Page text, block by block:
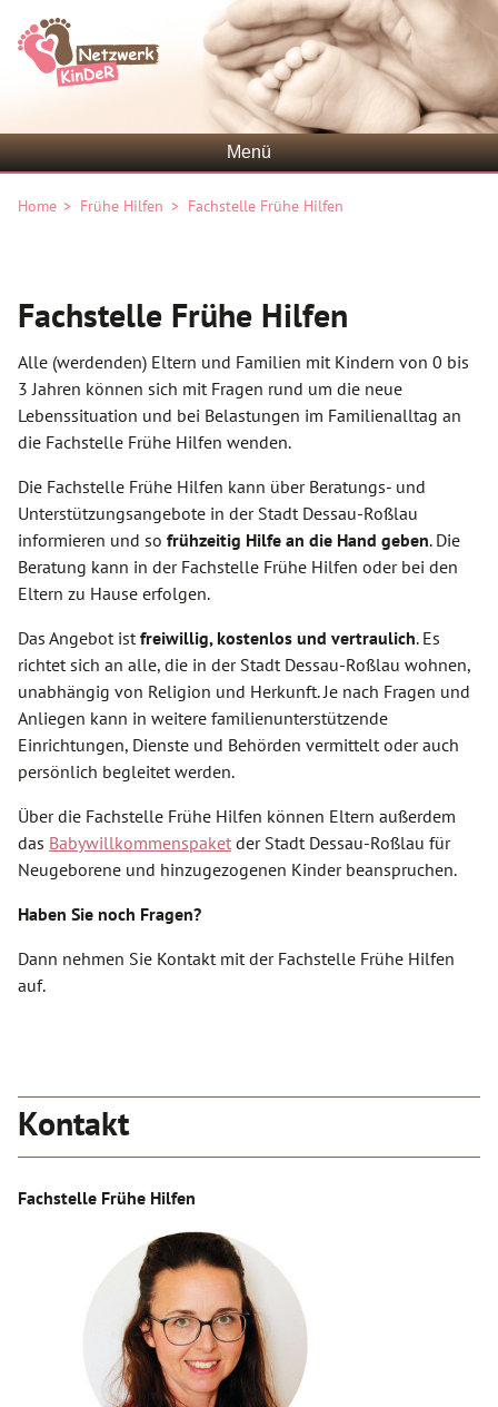
Netzwerk KinDer
Menü
Home Frühe Hilfen Fachstelle Frühe Hilfen
Fachstelle Frühe Hilfen
Alle (werdenden) Eltern und Familien mit Kindern von 0 bis
3 Jahren können sich mit Fragen rund um die neue
Lebenssituation und bei Belastungen im Familienalltag an
die Fachstelle Frühe Hilfen wenden.
Die Fachstelle Frühe Hilfen kann über Beratungs- und
Unterstützungsangebote in der Stadt Dessau-Roßlau
informieren und so frühzeitig Hilfe an die Hand geben. Die
Beratung kann in der Fachstelle Frühe Hilfen oder bei den
Eltern zu Hause erfolgen.
Das Angebot ist freiwillig, kostenlos und vertraulich. Es
richtet sich an alle, die in der Stadt Dessau-Roßlau wohnen,
unabhängig von Religion und Herkunft. Je nach Fragen und
Anliegen kann in weitere familienunterstützende
Einrichtungen, Dienste und Behörden vermittelt oder auch
persönlich begleitet werden.
Über die Fachstelle Frühe Hilfen können Eltern außerdem
das Babywillkommenspaket der Stadt Dessau-Roßlau für
Neugeborene und hinzugezogenen Kinder beanspruchen.
Haben Sie noch Fragen?
Dann nehmen Sie Kontakt mit der Fachstelle Frühe Hilfen
auf.
Kontakt
Fachstelle Frühe Hilfen